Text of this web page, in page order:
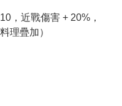
，近戰傷害 + 20%，
理疊加）